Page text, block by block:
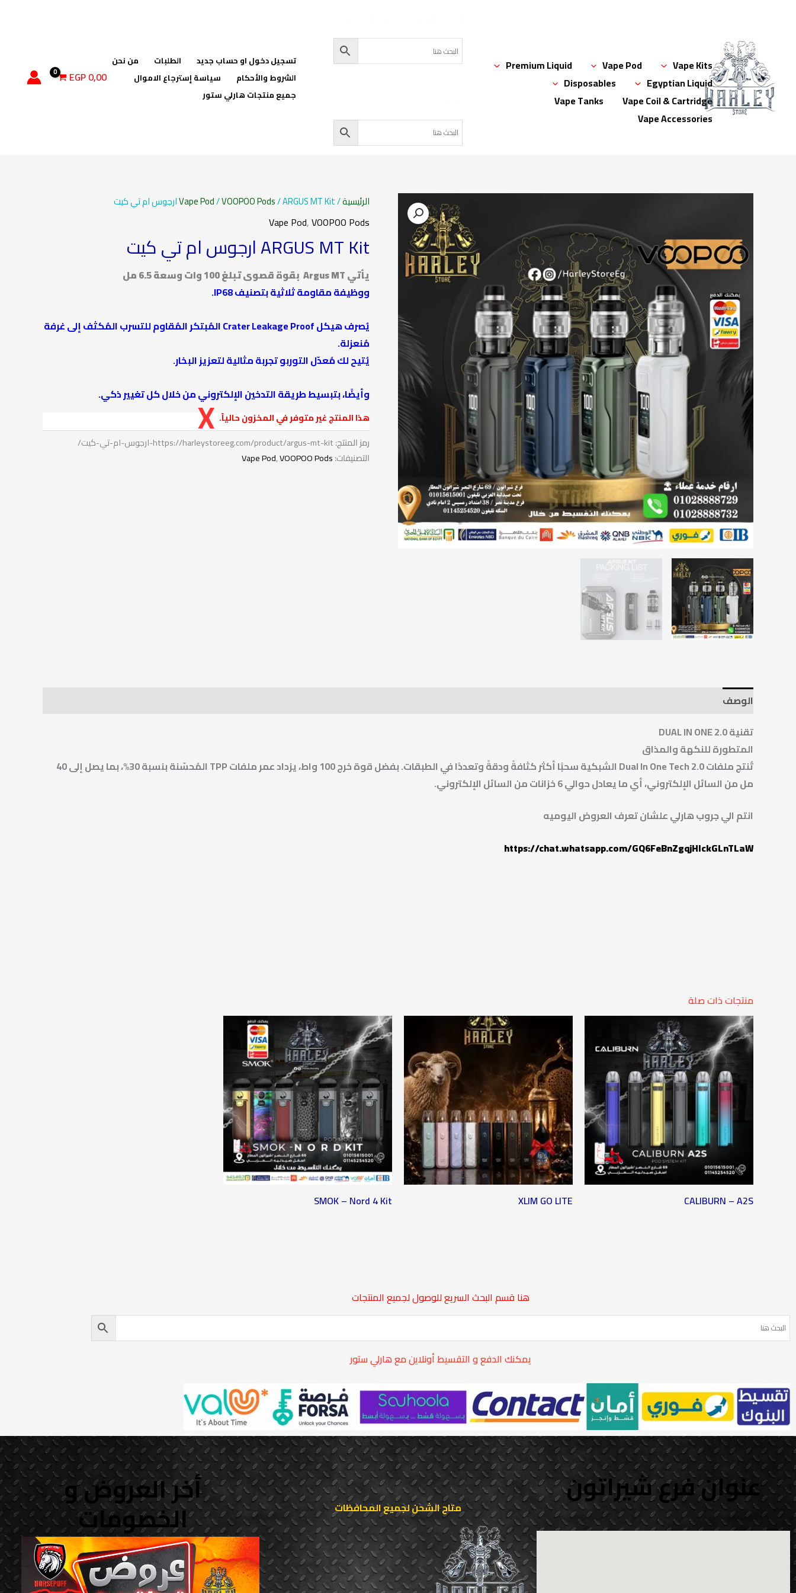
Vape Kits
Vape Pod
Premium Liquid
Egyptian Liquid
Disposables
Vape Coil & Cartridge
Vape Tanks
Vape Accessories
تسجيل دخول او حساب جديد الطلبات
من نحن
الشروط والأحكام
سياسة إسترجاع الاموال
جميع منتجات هارلي ستور
0,00
EGP
الرئيسية/
Vape Pod/VOOPOO Pods/ ARGUS MT Kit ارجوس ام تي كيت
Vape Pod,VOOPOO Pods
ARGUS MT Kit ارجوس ام تي كيت
يأتي Argus MT بقوة قصوى تبلغ 100 وات وسعة 6.5 مل
ووظيفة مقاومة ثلاثية بتصنيف IP68.
يُصرف هيكل Crater Leakage Proof المُبتكر المُقاوم للتسرب المُكثف إلى غرفة
مُنعزلة.
يُتيح لك مُعدّل التوربو تجربة مثالية لتعزيز البخار.
وأيضًا، بتبسيط طريقة التدخين الإلكتروني من خلال كل تغيير ذكي.
هذا المنتج غير متوفر في المخزون حالياً.
رمز المنتج:https://harleystoreeg.com/product/argus-mt-kit-ارجوس-ام-تي-كيت/
التصنيفات:
Vape Pod,VOOPOO Pods
الوصف
تقنية DUAL IN ONE 2.0
المتطورة للنكهة والمذاق
تُنتج ملفات Dual In One Tech 2.0 الشبكية سحبًا أكثر كثافةً ودقةً وتعددًا في الطبقات. بفضل قوة خرج 100 واط، يزداد عمر ملفات TPP المُحسّنة بنسبة 30%، بما يصل إلى 40
مل من السائل الإلكتروني، أي ما يعادل حوالي 6 خزانات من السائل الإلكتروني.
انتم الي جروب هارلي علشان تعرف العروض اليوميه
https://chat.whatsapp.com/GQ6FeBnZgqjHIckGLnTLaW
منتجات ذات صلة
CALIBURN – A2S
XLIM GO LITE
SMOK – Nord 4 Kit
هنا قسم البحث السريع للوصول لجميع المنتجات
يمكنك الدفع و التقسيط أونلاين مع هارلي ستور
عنوان فرع شيراتون متاح الشحن لجميع المحافظات أخر العروض و
الخصومات